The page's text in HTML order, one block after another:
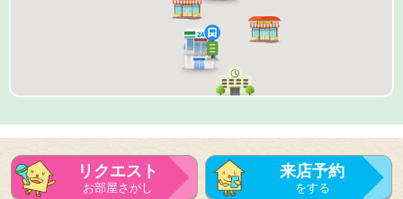
リクエスト
お部屋さがし
来店予約
をする